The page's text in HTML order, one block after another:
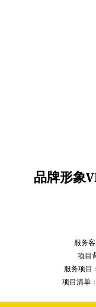
品牌形象
服务
项目
服务项目
项目清单